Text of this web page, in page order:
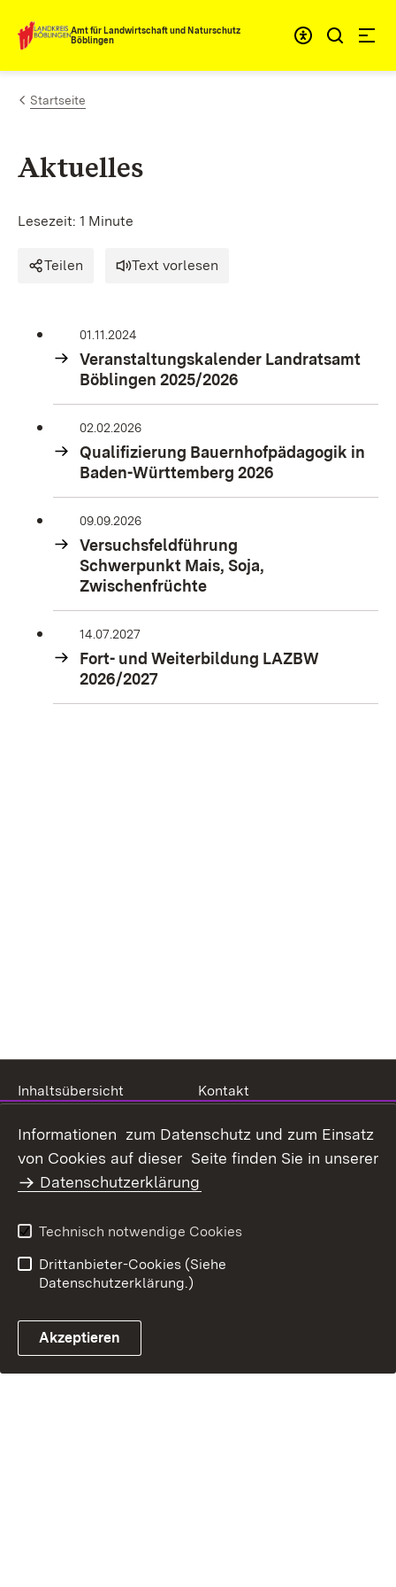
Zum Inhalt springen
Amt für Landwirtschaft und Naturschutz
Böblingen
Startseite
Aktuelles
Lesezeit: 1 Minute
Teilen Text vorlesen
01.11.2024
Veranstaltungskalender Landratsamt
Böblingen 2025/2026
02.02.2026
Qualifizierung Bauernhofpädagogik in
Baden-Württemberg 2026
09.09.2026
Versuchsfeldführung
Schwerpunkt Mais, Soja,
Zwischenfrüchte
14.07.2027
Fort- und Weiterbildung LAZBW
2026/2027
Inhaltsübersicht
Kontakt
Barrierefreiheit
Benutzungshinweise
Impressum
Informationen zum Datenschutz und zum Einsatz
von Cookies auf dieser Seite finden Sie in unserer
Datenschutzerklärung
Technisch notwendige Cookies
Drittanbieter-Cookies (Siehe
Datenschutzerklärung.)
Akzeptieren